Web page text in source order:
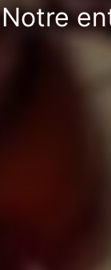
Notre